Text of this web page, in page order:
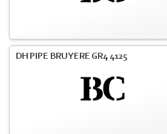
DH PIPE BRUYERE GR4 4125